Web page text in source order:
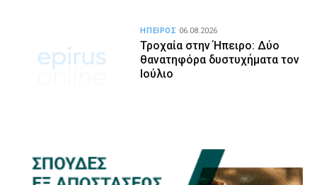
Τροχαία στην Ήπειρο: Δύο
θανατηφόρα δυστυχήματα τον
Ιούλιο
ΗΠΕΙΡΟΣ 06.08.2026